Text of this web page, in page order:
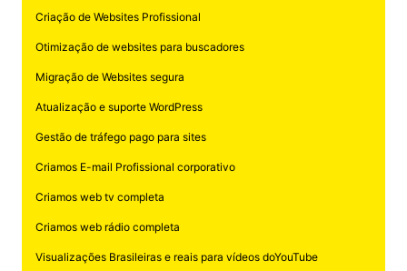
Criação de Websites Profissional
Otimização de websites para buscadores
Migração de Websites segura
Atualização e suporte WordPress
Gestão de tráfego pago para sites
Criamos E-mail Profissional corporativo
Criamos web tv completa
Criamos web rádio completa
Visualizações Brasileiras e reais para vídeos doYouTube